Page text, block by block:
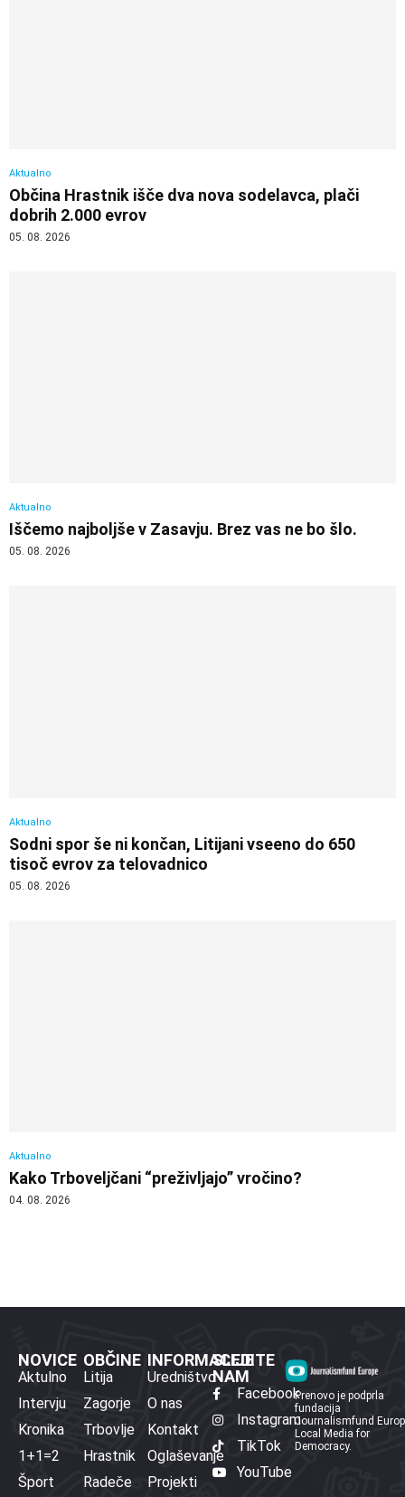
Aktualno
Občina Hrastnik išče dva nova sodelavca, plači
dobrih 2.000 evrov
05. 08. 2026
Aktualno
Iščemo najboljše v Zasavju. Brez vas ne bo šlo.
05. 08. 2026
Aktualno
Sodni spor še ni končan, Litijani vseeno do 650
tisoč evrov za telovadnico
05. 08. 2026
Aktualno
Kako Trboveljčani “preživljajo” vročino?
04. 08. 2026
NOVICE
Aktulno
Intervju
Kronika
1+1=2
Šport
OBČINE
Litija
Zagorje
Trbovlje
Hrastnik
Radeče
INFORMACIJE
Uredništvo
O nas
Kontakt
Oglaševanje
Projekti
SLEDITE
NAM
Facebook
Instagram
TikTok
YouTube
Prenovo je podprla
fundacija
Journalismfund
Local Media for
Democracy.